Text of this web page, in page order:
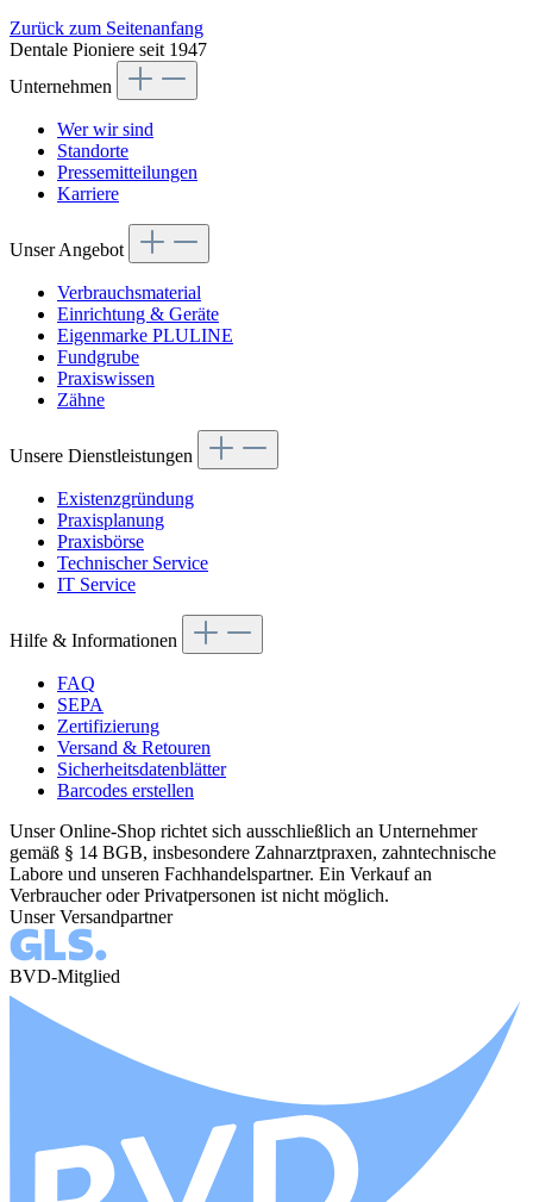
Zurück zum Seitenanfang
Dentale Pioniere seit 1947
Unternehmen
Wer wir sind
Standorte
Pressemitteilungen
Karriere
Unser Angebot
Verbrauchsmaterial
Einrichtung & Geräte
Eigenmarke PLULINE
Fundgrube
Praxiswissen
Zähne
Unsere Dienstleistungen
Existenzgründung
Praxisplanung
Praxisbörse
Technischer Service
IT Service
Hilfe & Informationen
FAQ
SEPA
Zertifizierung
Versand & Retouren
Sicherheitsdatenblätter
Barcodes erstellen
Unser Online-Shop richtet sich ausschließlich an Unternehmer
gemäß § 14 BGB, insbesondere Zahnarztpraxen, zahntechnische
Labore und unseren Fachhandelspartner. Ein Verkauf an
Verbraucher oder Privatpersonen ist nicht möglich.
Unser Versandpartner
BVD-Mitglied